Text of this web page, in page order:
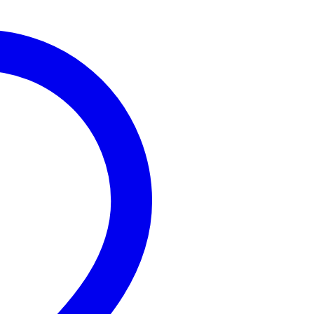
Hubeaux lucas
Skrev följande om
Ayra DMX Tester
Testeur dmx nickel , on peux y tester cable et le placer en
Översätt denna recension till svenska
21 januari 2020
Skrev följande om
Ayra DMX Tester
Petit outil bien pratique, fonctionne parfaitement, les deux Led
dmx, construction robuste. Petit et discret.
Översätt denna recension till svenska